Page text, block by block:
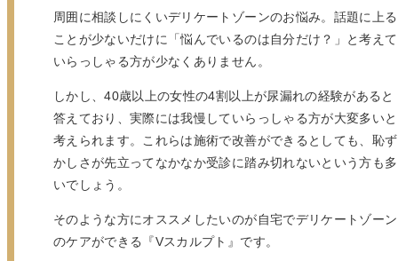
周囲に相談しにくいデリケートゾーンのお悩み。話題に上る
ことが少ないだけに「悩んでいるのは自分だけ？」と考えて
いらっしゃる方が少なくありません。
しかし、40歳以上の女性の4割以上が尿漏れの経験があると
答えており、実際には我慢していらっしゃる方が大変多いと
考えられます。これらは施術で改善ができるとしても、恥ず
かしさが先立ってなかなか受診に踏み切れないという方も多
いでしょう。
そのような方にオススメしたいのが自宅でデリケートゾーン
のケアができる『Vスカルプト』です。